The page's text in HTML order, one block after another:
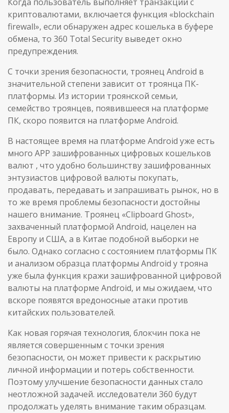
криптовалютами, включается функция «blockchain
firewall», если обнаружен адрес кошелька в буфере
обмена, то 360 Total Security выведет окно
предупреждения.
С точки зрения безопасности, троянец Android в
значительной степени зависит от троянца ПК-
платформы. Из истории троянской семьи,
семейство троянцев, появившееся на платформе
ПК, скоро появится на платформе Android.
В настоящее время на платформе Android уже есть
много APP зашифрованных цифровых кошельков
валют , что удобно большинству зашифрованных
энтузиастов цифровой валюты покупать,
продавать, передавать и запрашивать рынок, но в
то же время проблемы безопасности достойны
нашего внимание. Троянец «Clipboard Ghost»,
захваченный платформой Android, нацелен на
Европу и США, а в Китае подобной выборки не
было. Однако согласно с состоянием платформы ПК
и анализом образца платформы Android у трояна
уже была функция кражи зашифрованной цифровой
валюты на платформе Android, и мы ожидаем, что
вскоре появятся вредоносные атаки против
китайских пользователей.
Как новая горячая технология, блокчин пока не
является совершенным с точки зрения
безопасности, он может привести к раскрытию
личной информации и потерь собственности.
Поэтому улучшение безопасности данных стало
неотложной задачей. исследователи 360 будут
продолжать уделять внимание таким образцам.